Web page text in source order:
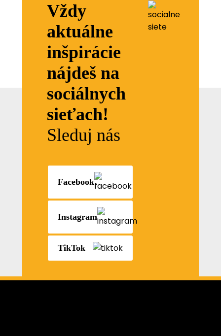
Vždy
aktuálne
inšpirácie
nájdeš na
sociálnych
sieťach!
Sleduj nás
Facebook
Instagram
TikTok